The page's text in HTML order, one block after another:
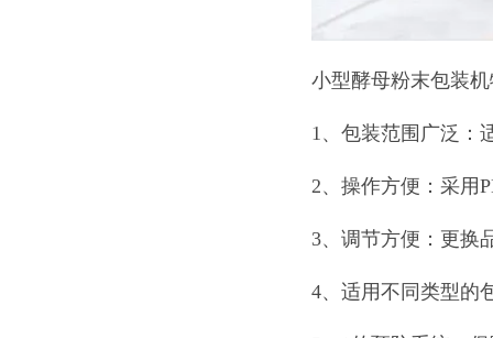
小型酵母粉末包装
1、包装范围广泛：
2、操作方便：采用
3、调节方便：更换
4、适用不同类型的